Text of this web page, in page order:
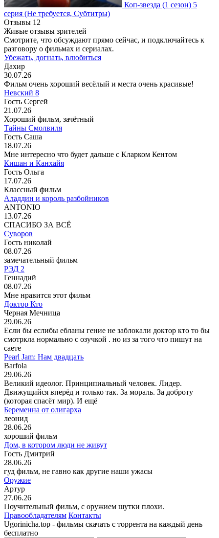
Коп-звезда (1 сезон) 5
серия (Не требуется, Субтитры)
Отзывы 12
Живые отзывы зрителей
Смотрите, что обсуждают прямо сейчас, и подключайтесь к
разговору о фильмах и сериалах.
Убежать, догнать, влюбиться
Дахир
30.07.26
Фильм очень хороший весёлый и места очень красивые!
Невский 8
Гость Сергей
21.07.26
Хороший фильм, зачётный
Тайны Смолвиля
Гость Саша
18.07.26
Мне интересно что будет дальше с Кларком Кентом
Кишан и Канхайя
Гость Ольга
17.07.26
Классный фильм
Аладдин и король разбойников
ANTONIO
13.07.26
СПАСИБО ЗА ВСЁ
Суворов
Гость николай
08.07.26
замечательный фильм
РЭД 2
Геннадий
08.07.26
Мне нравится этот фильм
Доктор Кто
Черная Мечница
29.06.26
Если бы еслибы ебланы гение не заблокали доктор кто то бы
смотркла нормально с озучкой . но из за того что пишут на
саете
Pearl Jam: Нам двадцать
Barfola
29.06.26
Великий идеолог. Принципиальный человек. Лидер.
Движущийся вперёд и только так. За мораль. За доброту
(которая спасёт мир). И ещё
Беременна от олигарха
леонид
28.06.26
хороший фильм
Дом, в котором люди не живут
Гость Дмитрий
28.06.26
гуд фильм, не гавно как другие наши ужасы
Оружие
Артур
27.06.26
Поучительный фильм, с оружием шутки плохи.
Правообладателям Контакты
Ugorinicha.top - фильмы скачать с торрента на каждый день
бесплатно